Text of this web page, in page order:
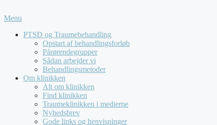
Menu
PTSD og Traumebehandling
Opstart af behandlingsforløb
Pårørendegrupper
Sådan arbejder vi
Behandlingsmetoder
Om klinikken
Alt om klinikken
Find klinikken
Traumeklinikken i medierne
Nyhedsbrev
Gode links og henvisninger